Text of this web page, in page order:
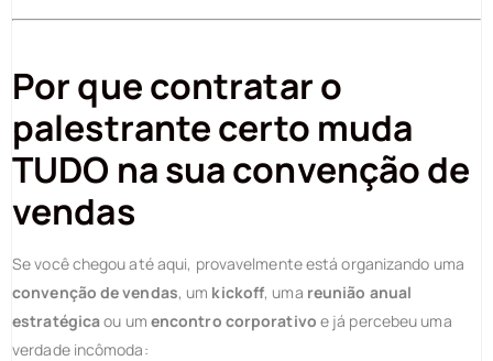
Por que contratar o
palestrante certo muda
TUDO na sua convenção de
vendas
Se você chegou até aqui, provavelmente está organizando uma
convenção de vendas, um kickoff, uma reunião anual
estratégicaou um encontro corporativo e já percebeu uma
verdade incômoda: